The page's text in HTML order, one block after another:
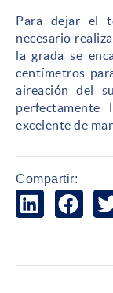
Para dejar el
necesario
la grada se
centímetros
aireación del
excelente de
Compartir: